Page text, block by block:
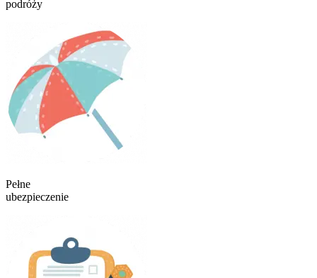
podróży
Pełne
ubezpieczenie